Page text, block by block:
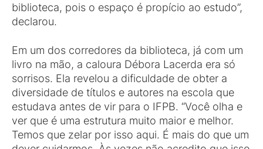
biblioteca, pois o espaço é propício ao estudo”,
declarou.
Em um dos corredores da biblioteca, já com um
livro na mão, a caloura Débora Lacerda era só
sorrisos. Ela revelou a dificuldade de obter a
diversidade de títulos e autores na escola que
estudava antes de vir para o IFPB. “Você olha e
ver que é uma estrutura muito maior e melhor.
Temos que zelar por isso aqui. É mais do que um